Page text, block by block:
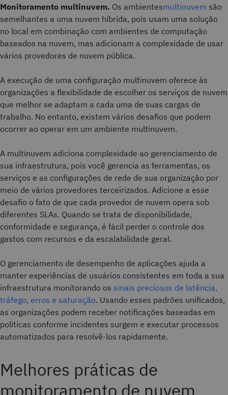
Monitoramento multinuvem. Os ambientesmultinuvem são
semelhantes a uma nuvem híbrida, pois usam uma solução
no local em combinação com ambientes de computação
baseados na nuvem, mas adicionam a complexidade de usar
vários provedores de nuvem pública.
A execução de uma configuração multinuvem oferece às
organizações a flexibilidade de escolher os serviços de nuvem
que melhor se adaptam a cada uma de suas cargas de
trabalho. No entanto, existem vários desafios que podem
ocorrer ao operar em um ambiente multinuvem.
A multinuvem adiciona complexidade ao gerenciamento de
sua infraestrutura, pois você gerencia as ferramentas, os
serviços e as configurações de rede de sua organização por
meio de vários provedores terceirizados. Adicione a esse
desafio o fato de que cada provedor de nuvem opera sob
diferentes SLAs. Quando se trata de disponibilidade,
conformidade e segurança, é fácil perder o controle dos
gastos com recursos e da escalabilidade geral.
O gerenciamento de desempenho de aplicações ajuda a
manter experiências de usuários consistentes em toda a sua
infraestrutura monitorando os sinais preciosos de latência,
tráfego, erros e saturação. Usando esses padrões unificados,
as organizações podem receber notificações baseadas em
políticas conforme incidentes surgem e executar processos
automatizados para resolvê-los rapidamente.
Melhores práticas de
monitoramento de nuvem